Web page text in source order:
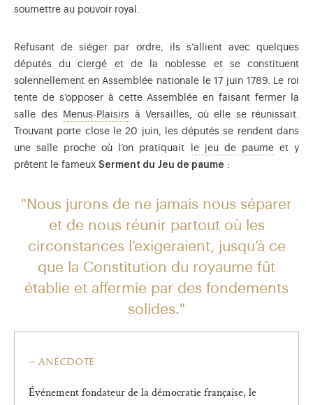
soumettre au pouvoir royal.
Refusant de siéger par ordre, ils s’allient avec quelques
députés du clergé et de la noblesse et se constituent
solennellement en Assemblée nationale le 17 juin 1789. Le roi
tente de s’opposer à cette Assemblée en faisant fermer la
salle des
Menus-Plaisirs Service en charge des plaisirs du roi.
à Versailles, où elle se réunissait.
Trouvant porte close le 20 juin, les députés se rendent dans
une salle proche où l’on pratiquait
le jeu de paumeAncêtre
et y
prêtent le fameux Serment du Jeu de paume :
"Nous jurons de ne jamais nous séparer
et de nous réunir partout où les
circonstances l’exigeraient, jusqu’à ce
que la Constitution du royaume fût
établie et affermie par des fondements
solides."
anecdote
Événement fondateur de la démocratie française, le